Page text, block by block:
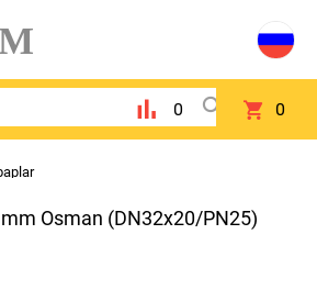
0 0
Osman (DN32x20/PN25)